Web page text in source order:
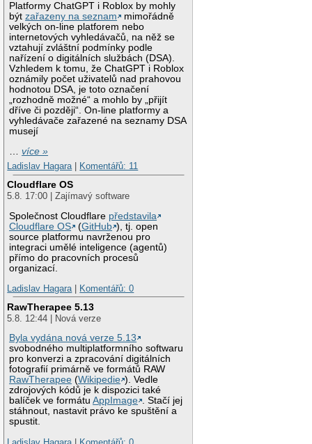
Platformy ChatGPT i Roblox by mohly
býtzařazeny na seznam
mimořádně
velkých on-line platforem nebo
internetových vyhledávačů, na něž se
vztahují zvláštní podmínky podle
nařízení o digitálních službách (DSA).
Vzhledem k tomu, že ChatGPT i Roblox
oznámily počet uživatelů nad prahovou
hodnotou DSA, je toto označení
„rozhodně možné“ a mohlo by „přijít
dříve či později“. On-line platformy a
vyhledávače zařazené na seznamy DSA
musejí
…více »
Ladislav Hagara| Komentářů: 11
Cloudflare OS
5.8. 17:00 | Zajímavý software
Společnost Cloudflare představila
Cloudflare OS
(GitHub ), tj. open
source platformu navrženou pro
integraci umělé inteligence (agentů)
přímo do pracovních procesů
organizací.
Ladislav Hagara| Komentářů: 0
RawTherapee 5.13
5.8. 12:44 | Nová verze
Byla vydána nová verze 5.13
svobodného multiplatformního softwaru
pro konverzi a zpracování digitálních
fotografií primárně ve formátů RAW
RawTherapee (Wikipedie ). Vedle
zdrojových kódů je k dispozici také
balíček ve formátuAppImage . Stačí jej
stáhnout, nastavit právo ke spuštění a
spustit.